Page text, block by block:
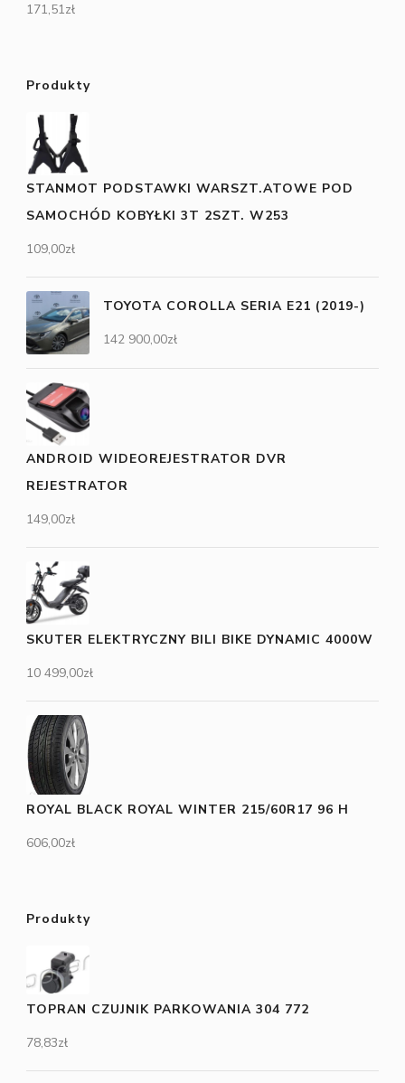
171,51zł
Produkty
STANMOT PODSTAWKI WARSZT.ATOWE POD
SAMOCHÓD KOBYŁKI 3T 2SZT. W253
109,00zł
TOYOTA COROLLA SERIA E21 (2019-)
142 900,00zł
ANDROID WIDEOREJESTRATOR DVR
REJESTRATOR
149,00zł
SKUTER ELEKTRYCZNY BILI BIKE DYNAMIC 4000W
10 499,00zł
ROYAL BLACK ROYAL WINTER 215/60R17 96 H
606,00zł
Produkty
TOPRAN CZUJNIK PARKOWANIA 304 772
78,83zł